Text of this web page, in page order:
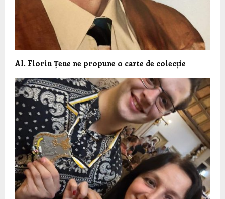
Al. Florin Țene ne propune o carte de colecție